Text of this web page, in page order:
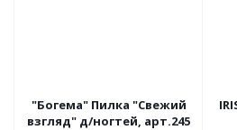
"Богема" Пилка "Свежий
взгляд" д/ногтей, арт.245